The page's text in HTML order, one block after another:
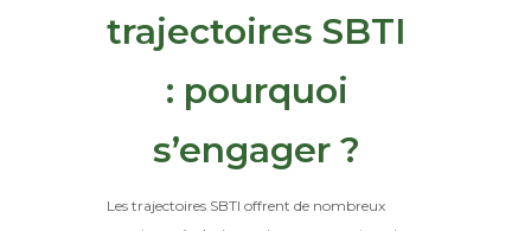
trajectoires SBTI
: pourquoi
s’engager ?
Les trajectoires SBTI offrent de nombreux